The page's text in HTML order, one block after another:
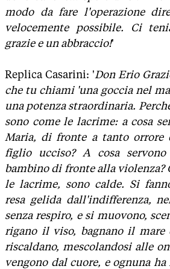
modo da fare l'operazione
velocemente possibile. Ci
grazie e un abbraccio!'
Replica Casarini: 'Don Erio
che tu chiami 'una goccia nel
una potenza straordinaria.
sono come le lacrime: a cosa
Maria, di fronte a tanto orrore
figlio ucciso? A cosa
bambino di fronte alla violenza?
le lacrime, sono calde. Si
resa gelida dall'indifferenza,
senza respiro, e si muovono,
rigano il viso, bagnano il
riscaldano, mescolandosi alle
vengono dal cuore, e ognuna